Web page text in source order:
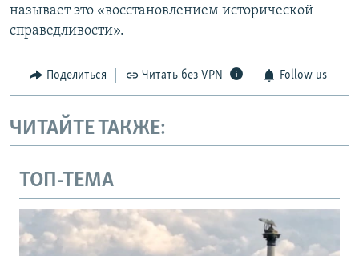
называет это «восстановлением исторической
справедливости».
Поделиться Читать без VPN Follow us
ЧИТАЙТЕ ТАКЖЕ:
ТОП-ТЕМА